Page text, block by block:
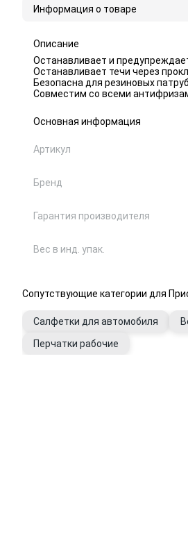
Информация о товаре
Описание
Останавливает и
Останавливает течи через
Безопасна для резиновых
Совместим со всеми
Основная информация
Артикул
Бренд
Гарантия производителя
Вес в инд. упак.
Сопутствующие категории для
Салфетки для автомобиля
Перчатки рабочие